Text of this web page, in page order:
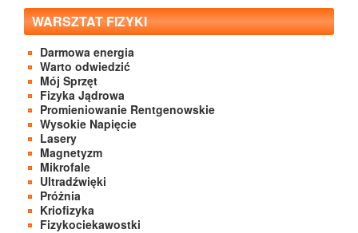
WARSZTAT FIZYKI
Darmowa energia
Warto odwiedzić
Mój Sprzęt
Fizyka Jądrowa
Promieniowanie Rentgenowskie
Wysokie Napięcie
Lasery
Magnetyzm
Mikrofale
Ultradźwięki
Próżnia
Kriofizyka
Fizykociekawostki